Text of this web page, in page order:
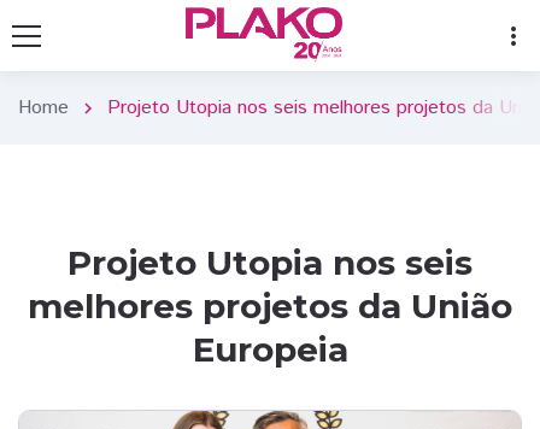
more_vert
Home chevron_right Projeto Utopia nos seis melhores projetos da
Projeto Utopia nos seis
melhores projetos da União
Europeia